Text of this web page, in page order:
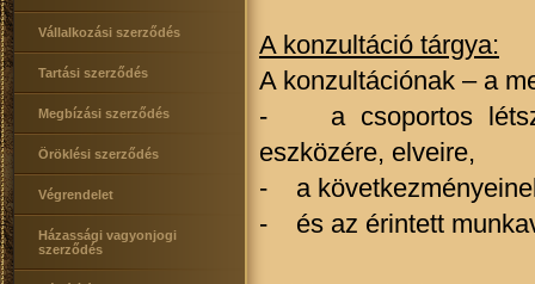
Vállalkozási szerződés
Tartási szerződés
Megbízási szerződés
Öröklési szerződés
Végrendelet
Házassági vagyonjogi
szerződés
A konzultáció tárgya:
A konzultációnak – a
- a csoportos
eszközére, elveire,
- a
- és az érintett